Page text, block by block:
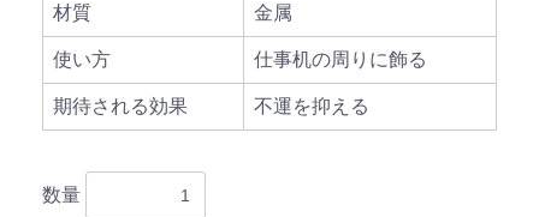
材質 金属
使い方 仕事机の周りに飾る
期待される効果 不運を抑える
数量